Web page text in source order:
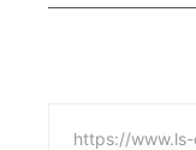
https://